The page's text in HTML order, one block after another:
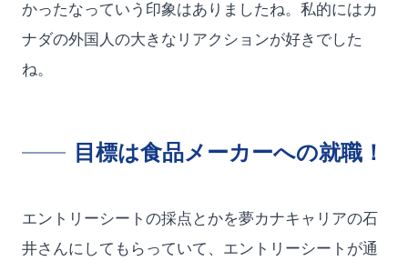
かったなっていう印象はありましたね。私的にはカ
ナダの外国人の大きなリアクションが好きでした
ね。
目標は食品メーカーへの就職！
エントリーシートの採点とかを夢カナキャリアの石
井さんにしてもらっていて、エントリーシートが通